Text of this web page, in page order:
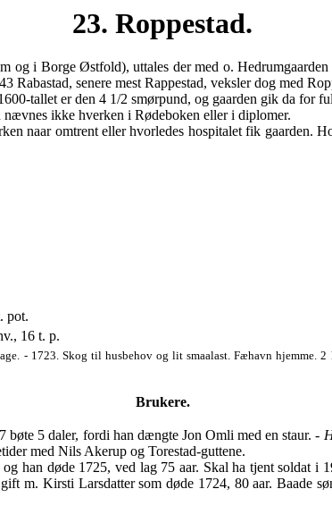
23. Roppestad.
og i Borge Østfold), uttales der med o.
Rabastad, senere mest Rappestad, veksler dog med
tallet er den 4 1/2 smørpund, og gaarden gik da for
ikke hverken i Rødeboken eller i diplomer.
naar omtrent eller hvorledes hospitalet fik gaarden.
pot.
16 t. p.
- 1723. Skog til husbehov og lit smaalast. Fæhavn
Brukere.
bøte 5 daler, fordi han dængte Jon Omli med en staur. -
med Nils Akerup og Torestad-guttene.
han døde 1725, ved lag 75 aar. Skal ha tjent soldat i
m. Kirsti Larsdatter som døde 1724, 80 aar. Baade